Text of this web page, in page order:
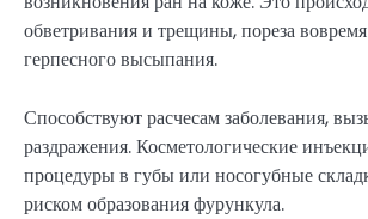
обветривания и трещины, пореза
герпесного высыпания.
Способствуют расчесам заболевания,
раздражения. Косметологические
процедуры в губы или носогубные
риском образования фурункула.